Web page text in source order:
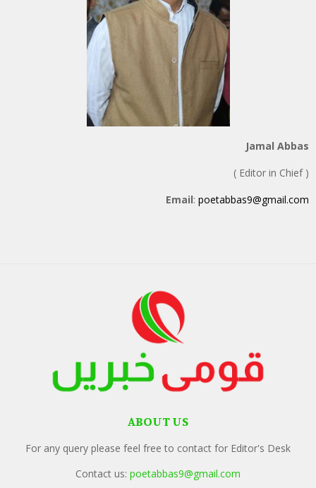
Jamal Abbas
( Editor in Chief )
Email: poetabbas9@gmail.com
ABOUT US
For any query please feel free to contact for Editor's Desk
Contact us: poetabbas9@gmail.com